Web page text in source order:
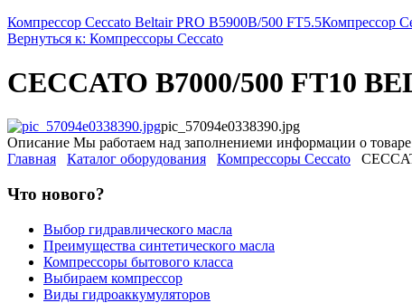
Компрессор Ceccato Beltair PRO B5900B/500 FT5.5Компрессор
Вернуться к: Компрессоры Ceccato
CECCATO B7000/500 FT10
pic_57094e0338390.jpg
Описание Мы работаем над заполнениеми информации о товаре
Главная
Каталог оборудования Компрессоры Ceccato
Что нового?
Выбор гидравлического масла
Преимущества синтетического масла
Компрессоры бытового класса
Выбираем компрессор
Виды гидроаккумуляторов